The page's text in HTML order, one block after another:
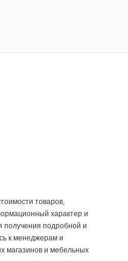
товаров,
характер и
получения подробной и
к менеджерам и
магазинов и мебельных